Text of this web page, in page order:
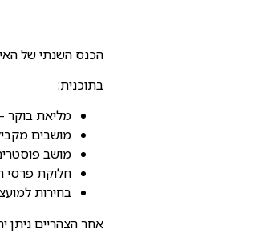
הכנס השנתי של האיגוד הישראלי
בתוכנית:
מליאת בוקר
מושבים
מושב
חלוקת פרסי
בחירות
אחר הצהריים ניתן